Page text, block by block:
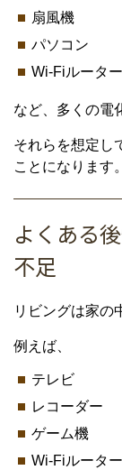
扇風機
パソコン
Wi-Fiルーター
など、多くの電
それらを想定し
ことになります。
よくある
不足
リビングは家の
例えば、
テレビ
レコーダー
ゲーム機
Wi-Fiルーター